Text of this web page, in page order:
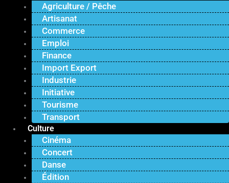
Agriculture / Pêche
Artisanat
Commerce
Emploi
Finance
Import Export
Industrie
Initiative
Tourisme
Transport
Culture
Cinéma
Concert
Danse
Édition